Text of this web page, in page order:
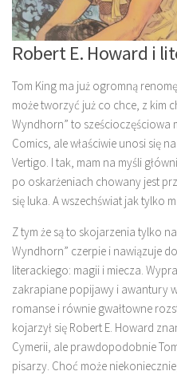
Robert E. Howard i
Tom King ma już ogromną
może tworzyć już co chce, z kim
Wyndhorn” to sześcioczęściowa
Comics, ale właściwie unosi się
Vertigo. I tak, mam na myśli
po oskarżeniach chowany jest
się luka. A wszechświat jak tylko
Z tym że są to skojarzenia tylko
Wyndhorn” czerpie i nawiązuje
literackiego: magii i miecza.
zakrapiane popijawy i awantury
romanse i równie gwałtowne
kojarzył się Robert E. Howard
Cymerii, ale prawdopodobnie
pisarzy. Choć może